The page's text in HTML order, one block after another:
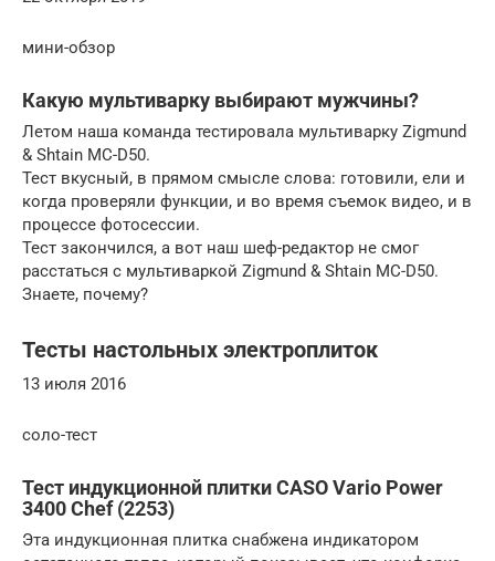
мини-обзор
Какую мультиварку выбирают мужчины?
Летом наша команда тестировала мультиварку Zigmund
& Shtain MC-D50.
Тест вкусный, в прямом смысле слова: готовили, ели и
когда проверяли функции, и во время съемок видео, и в
процессе фотосессии.
Тест закончился, а вот наш шеф-редактор не смог
расстаться с мультиваркой Zigmund & Shtain MC-D50.
Знаете, почему?
Тесты настольных электроплиток
13 июля 2016
соло-тест
Тест индукционной плитки CASO Vario Power
3400 Chef (2253)
Эта индукционная плитка снабжена индикатором